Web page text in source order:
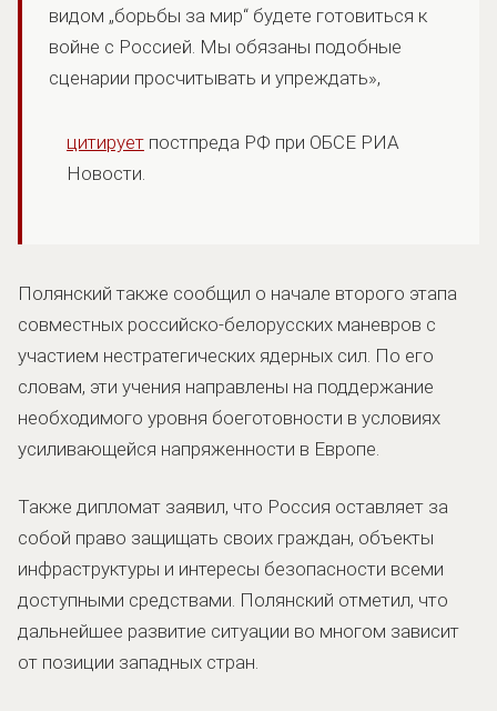
видом „борьбы за мир“ будете готовиться к
войне с Россией. Мы обязаны подобные
сценарии просчитывать и упреждать»,
цитирует постпреда РФ при ОБСЕ РИА
Новости.
Полянский также сообщил о начале второго этапа
совместных российско-белорусских маневров с
участием нестратегических ядерных сил. По его
словам, эти учения направлены на поддержание
необходимого уровня боеготовности в условиях
усиливающейся напряженности в Европе.
Также дипломат заявил, что Россия оставляет за
собой право защищать своих граждан, объекты
инфраструктуры и интересы безопасности всеми
доступными средствами. Полянский отметил, что
дальнейшее развитие ситуации во многом зависит
от позиции западных стран.